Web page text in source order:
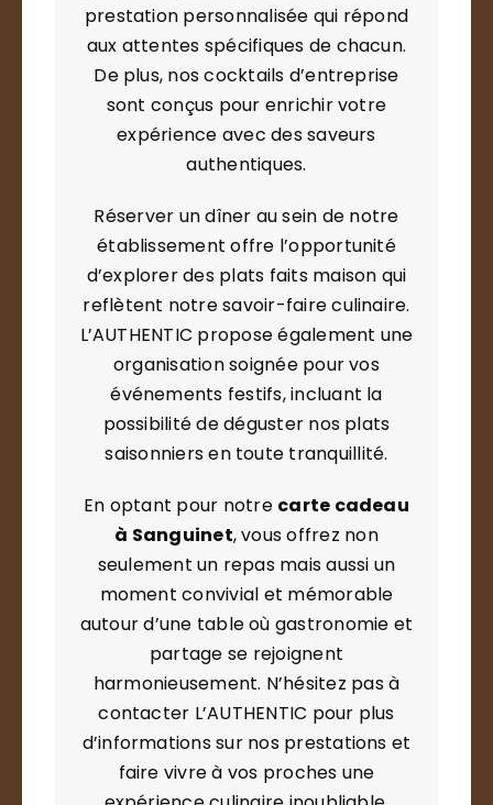
prestation personnalisée qui répond
aux attentes spécifiques de chacun.
De plus, nos cocktails d’entreprise
sont conçus pour enrichir votre
expérience avec des saveurs
authentiques.
Réserver un dîner au sein de notre
établissement offre l’opportunité
d’explorer des plats faits maison qui
reflètent notre savoir-faire culinaire.
L’AUTHENTIC propose également une
organisation soignée pour vos
événements festifs, incluant la
possibilité de déguster nos plats
saisonniers en toute tranquillité.
En optant pour notre carte cadeau
à Sanguinet, vous offrez non
seulement un repas mais aussi un
moment convivial et mémorable
autour d’une table où gastronomie et
partage se rejoignent
harmonieusement. N’hésitez pas à
contacter L’AUTHENTIC pour plus
d’informations sur nos prestations et
faire vivre à vos proches une